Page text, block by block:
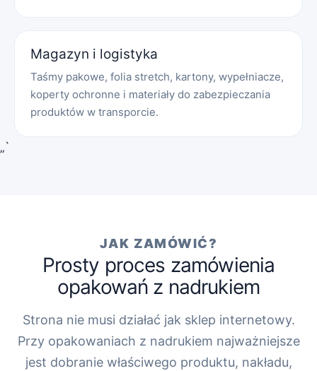
Magazyn i logistyka
Taśmy pakowe, folia stretch, kartony, wypełniacze,
koperty ochronne i materiały do zabezpieczania
produktów w transporcie.
„`
JAK ZAMÓWIĆ?
Prosty proces zamówienia
opakowań z nadrukiem
Strona nie musi działać jak sklep internetowy.
Przy opakowaniach z nadrukiem najważniejsze
jest dobranie właściwego produktu, nakładu,